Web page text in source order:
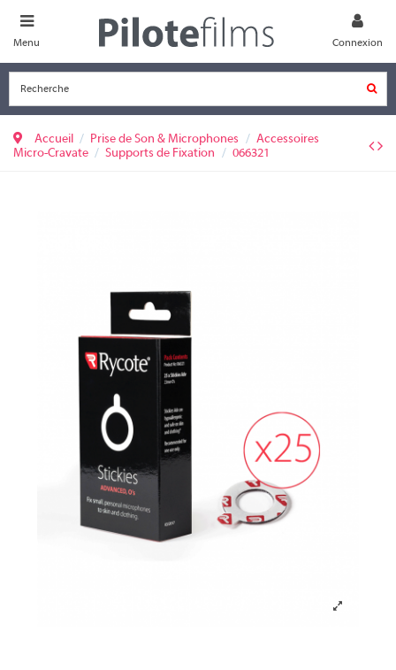
Menu Connexion
Accueil Prise de Son & Microphones
Accessoires
Micro-Cravate
Supports de Fixation 066321